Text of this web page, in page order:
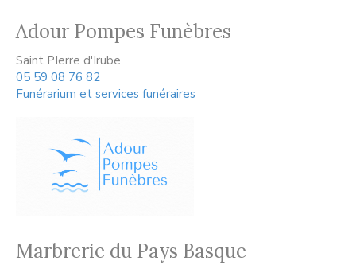
Adour Pompes Funèbres
Saint PIerre d'Irube
05 59 08 76 82
Funérarium et services funéraires
Marbrerie du Pays Basque